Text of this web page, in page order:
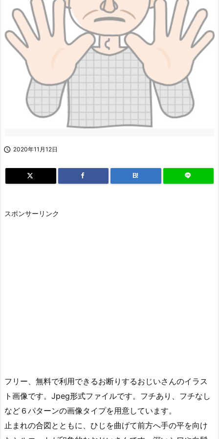
 2020年11月12日
B!
スポンサーリンク
フリー、無料で利用できるお断りするおじいさんのイラス
ト画像です。Jpeg形式ファイルです。フチあり、フチなし
など６パターンの画像タイプを用意しています。
止まれの合図とともに、ひじを曲げて前方へ手の平を向け